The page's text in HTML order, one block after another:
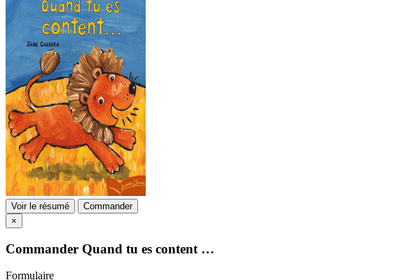
Voir le résumé
Commander
×
Commander Quand tu es content …
Formulaire